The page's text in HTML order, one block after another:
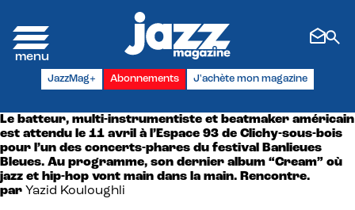
JazzMag+ Abonnements J'achète mon magazine
Le batteur, multi-instrumentiste et beatmaker américain
est attendu le 11 avril à l’Espace 93 de Clichy-sous-bois
pour l’un des concerts-phares du festival Banlieues
Bleues. Au programme, son dernier album “Cream” où
jazz et hip-hop vont main dans la main. Rencontre.
par Yazid Kouloughli